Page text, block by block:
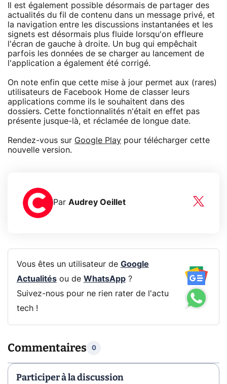
Il est également possible désormais de partager des
actualités du fil de contenu dans un message privé, et
la navigation entre les discussions instantanées et les
signets est désormais plus fluide lorsqu'on effleure
l'écran de gauche à droite. Un bug qui empêchait
parfois les données de se charger au lancement de
l'application a également été corrigé.
On note enfin que cette mise à jour permet aux (rares)
utilisateurs de Facebook Home de classer leurs
applications comme ils le souhaitent dans des
dossiers. Cette fonctionnalités n'était en effet pas
présente jusque-là, et réclamée de longue date.
Rendez-vous sur Google Play pour télécharger cette
nouvelle version.
Par Audrey Oeillet
Vous êtes un utilisateur de Google
Actualitésou de WhatsApp?
Suivez-nous pour ne rien rater de l'actu
tech !
Commentaires 0
Participer à la discussion